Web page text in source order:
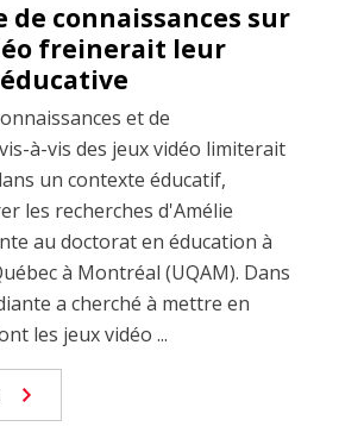
de connaissances sur
freinerait leur
et de
à-vis des jeux vidéo limiterait
un contexte éducatif,
les recherches d'Amélie
au doctorat en éducation à
à Montréal (UQAM). Dans
a cherché à mettre en
les jeux vidéo ...